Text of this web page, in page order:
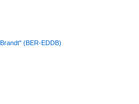
(BER-EDDB)